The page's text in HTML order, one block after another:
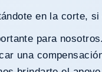
en la corte,
para
una